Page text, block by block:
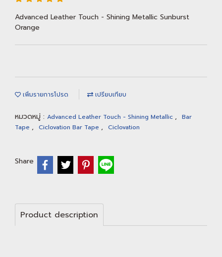
Advanced Leather Touch - Shining Metallic Sunburst
Orange
เพิ่มรายการโปรด เปรียบเทียบ
หมวดหมู่ : Advanced Leather Touch - Shining Metallic ,
Bar
Tape , Ciclovation Bar Tape , Ciclovation
Share
Product description